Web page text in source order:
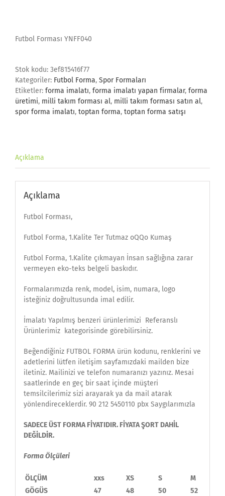
Futbol Forması YNFF040
Stok kodu: 3ef815416f77
Kategoriler: Futbol Forma, Spor Formaları
Etiketler: forma imalatı, forma imalatı yapan firmalar, forma
üretimi, milli takım forması al, milli takım forması satın al,
spor forma imalatı, toptan forma, toptan forma satışı
Açıklama
Açıklama
Futbol Forması,
Futbol Forma, 1.Kalite Ter Tutmaz oQQo Kumaş
Futbol Forma, 1.Kalite çıkmayan İnsan sağlığına zarar
vermeyen eko-teks belgeli baskıdır.
Formalarımızda renk, model, isim, numara, logo
isteğiniz doğrultusunda imal edilir.
İmalatı Yapılmış benzeri ürünlerimizi Referanslı
Ürünlerimiz kategorisinde görebilirsiniz.
Beğendiğiniz FUTBOL FORMA ürün kodunu, renklerini ve
adetlerini lütfen iletişim sayfamızdaki mailden bize
iletiniz. Mailinizi ve telefon numaranızı yazınız. Mesai
saatlerinde en geç bir saat içinde müşteri
temsilcilerimiz sizi arayarak ya da mail atarak
yönlendireceklerdir. 90 212 5450110 pbx Saygılarımızla
SADECE ÜST FORMA FİYATIDIR. FİYATA ŞORT DAHİL
DEĞİLDİR.
Forma Ölçüleri
ÖLÇÜM xxs XS S M
GÖGÜS
47 48 50 52